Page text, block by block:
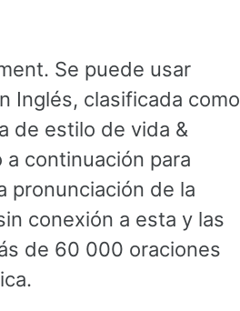
Se puede usar
Inglés, clasificada como
de estilo de vida &
continuación para
pronunciación de la
conexión a esta y las
de 60 000 oraciones